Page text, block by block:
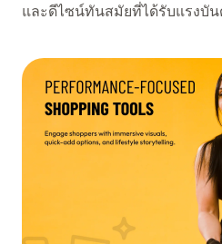
และดีไซน์ทันสมัยที่ได้รับแรงบัน